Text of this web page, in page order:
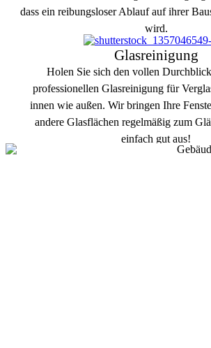
dass ein reibungsloser Ablauf auf ihrer
wird.
Mehr erfahren
Glasreinigung
Holen Sie sich den vollen
professionellen Glasreinigung für
innen wie außen. Wir bringen Ihre
andere Glasflächen regelmäßig zum
einfach gut aus!